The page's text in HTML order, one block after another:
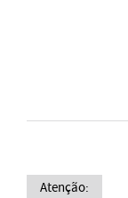
Atenção: